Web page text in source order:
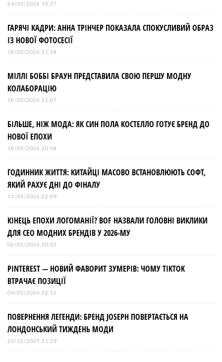
24/01/2026 13:37
ГАРЯЧІ КАДРИ: АННА ТРІНЧЕР ПОКАЗАЛА СПОКУСЛИВИЙ ОБРАЗ
ІЗ НОВОЇ ФОТОСЕСІЇ
18/01/2026 21:18
МІЛЛІ БОББІ БРАУН ПРЕДСТАВИЛА СВОЮ ПЕРШУ МОДНУ
КОЛАБОРАЦІЮ
18/01/2026 21:07
БІЛЬШЕ, НІЖ МОДА: ЯК СИН ПОЛА КОСТЕЛЛО ГОТУЄ БРЕНД ДО
НОВОЇ ЕПОХИ
18/01/2026 20:58
ГОДИННИК ЖИТТЯ: КИТАЙЦІ МАСОВО ВСТАНОВЛЮЮТЬ СОФТ,
ЯКИЙ РАХУЄ ДНІ ДО ФІНАЛУ
13/01/2026 22:09
КІНЕЦЬ ЕПОХИ ЛОГОМАНІЇ? BOF НАЗВАЛИ ГОЛОВНІ ВИКЛИКИ
ДЛЯ СЕО МОДНИХ БРЕНДІВ У 2026-МУ
06/01/2026 20:32
PINTEREST — НОВИЙ ФАВОРИТ ЗУМЕРІВ: ЧОМУ TIKTOK
ВТРАЧАЄ ПОЗИЦІЇ
04/01/2026 22:15
ПОВЕРНЕННЯ ЛЕГЕНДИ: БРЕНД JOSEPH ПОВЕРТАЄТЬСЯ НА
ЛОНДОНСЬКИЙ ТИЖДЕНЬ МОДИ
23/12/2025 21:29